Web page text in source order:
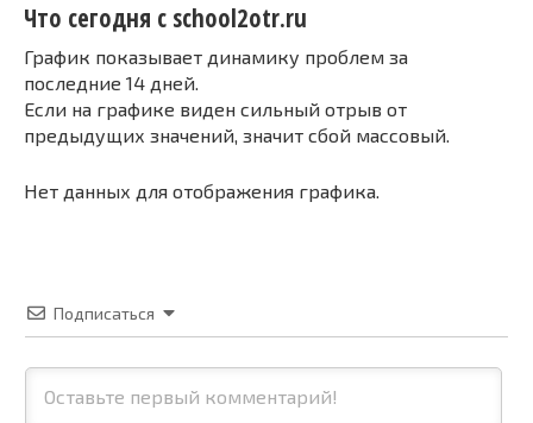
Что сегодня с school2otr.ru
График показывает динамику проблем за
последние 14 дней.
Если на графике виден сильный отрыв от
предыдущих значений, значит сбой массовый.
Нет данных для отображения графика.
Подписаться